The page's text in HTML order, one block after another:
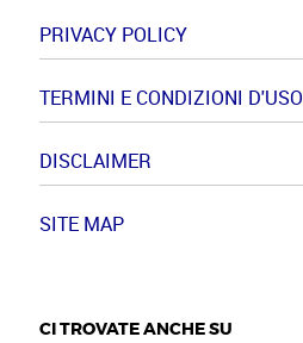
PRIVACY POLICY
TERMINI E CONDIZIONI D'USO
DISCLAIMER
SITE MAP
CI TROVATE ANCHE SU